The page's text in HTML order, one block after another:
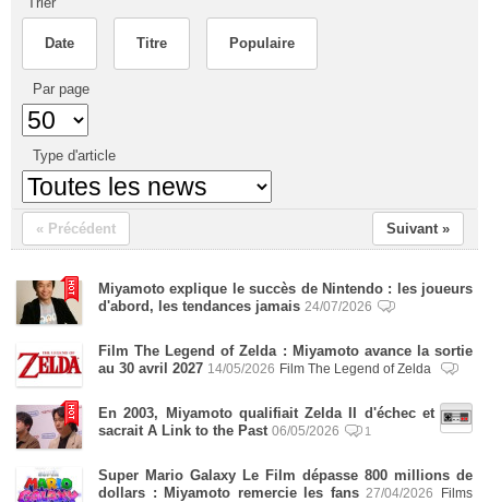
Date Titre Populaire
Par page
Type d'article
« Précédent Suivant »
Miyamoto explique le succès de Nintendo : les joueurs
d'abord, les tendances jamais 24/07/2026
Film The Legend of Zelda : Miyamoto avance la sortie
au 30 avril 2027 14/05/2026 Film The Legend of Zelda
En 2003, Miyamoto qualifiait Zelda II d'échec et
sacrait A Link to the Past 06/05/2026 1
Super Mario Galaxy Le Film dépasse 800 millions de
dollars : Miyamoto remercie les fans 27/04/2026
Films